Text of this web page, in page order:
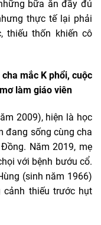
bữa ăn đầy đủ
thực tế lại phải
thiếu thốn khiến cô
mắc K phổi, cuộc
làm giáo viên
2009), hiện là học
đang sống cùng cha
Năm 2019, mẹ
với bệnh bướu cổ.
(sinh năm 1966)
thiếu trước hụt